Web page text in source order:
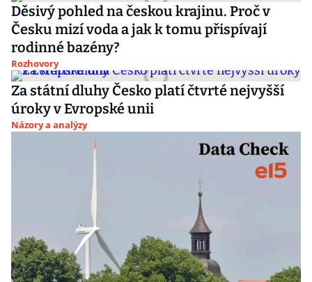
Děsivý pohled na českou krajinu. Proč v
Česku mizí voda a jak k tomu přispívají
rodinné bazény?
Rozhovory
Za státní dluhy Česko platí čtvrté nejvyšší
úroky v Evropské unii
Názory a analýzy